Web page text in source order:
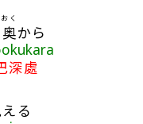
奥
おく
から
深處
える